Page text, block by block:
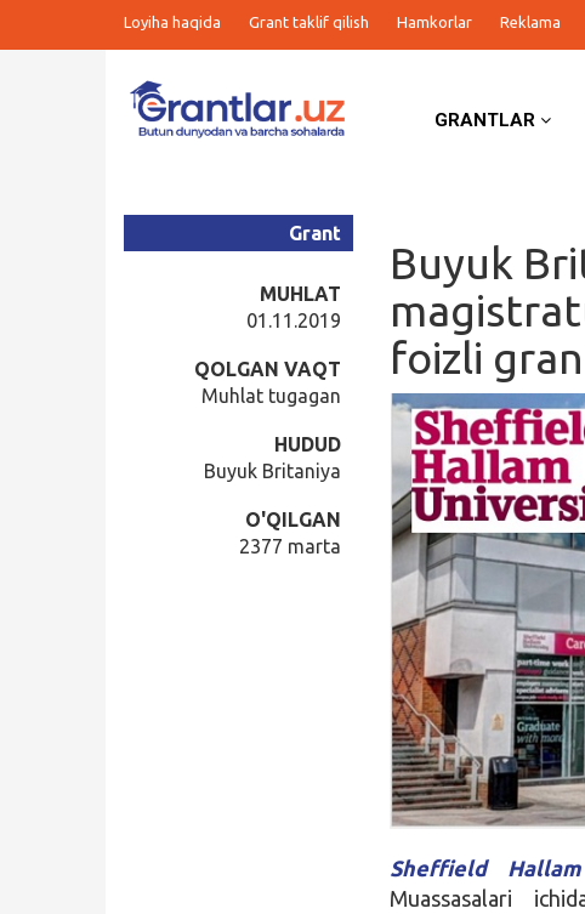
Loyiha haqida Grant taklif qilish Hamkorlar Reklama
GRANTLAR
Buyuk
foizli
Grant
MUHLAT
01.11.2019
QOLGAN VAQT
Muhlat tugagan
HUDUD
Buyuk Britaniya
O'QILGAN
2377 marta
Sheffield
Muassasalari